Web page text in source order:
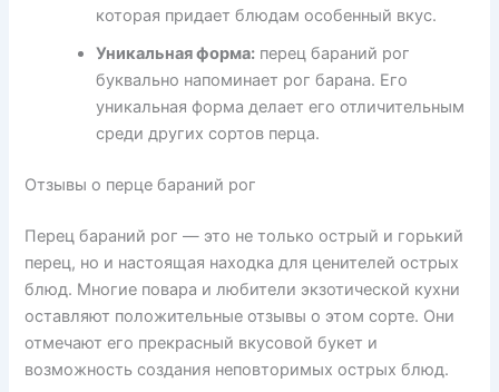
которая придает блюдам особенный вкус.
Уникальная форма: перец бараний рог
буквально напоминает рог барана. Его
уникальная форма делает его отличительным
среди других сортов перца.
Отзывы о перце бараний рог
Перец бараний рог — это не только острый и горький
перец, но и настоящая находка для ценителей острых
блюд. Многие повара и любители экзотической кухни
оставляют положительные отзывы о этом сорте. Они
отмечают его прекрасный вкусовой букет и
возможность создания неповторимых острых блюд.